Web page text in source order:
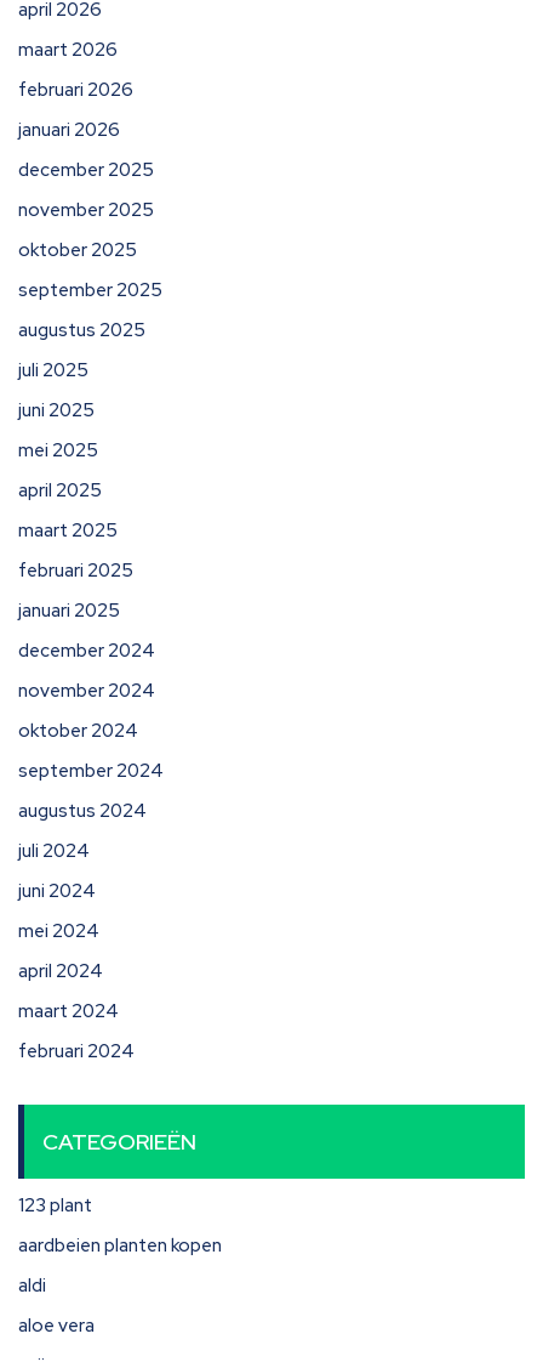
april 2026
maart 2026
februari 2026
januari 2026
december 2025
november 2025
oktober 2025
september 2025
augustus 2025
juli 2025
juni 2025
mei 2025
april 2025
maart 2025
februari 2025
januari 2025
december 2024
november 2024
oktober 2024
september 2024
augustus 2024
juli 2024
juni 2024
mei 2024
april 2024
maart 2024
februari 2024
CATEGORIEËN
123 plant
aardbeien planten kopen
aldi
aloe vera